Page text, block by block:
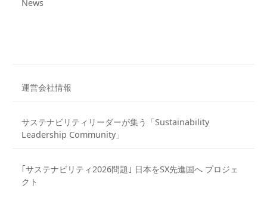
News
運営会社情報
サステナビリティリーダーが集う「Sustainability
Leadership Community」
｢サステナビリティ2026問題｣ 日本をSX先進国へ プロジェ
クト